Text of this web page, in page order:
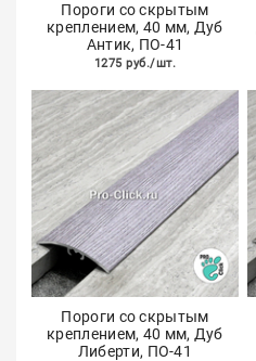
Пороги со скрытым
креплением, 40 мм, Дуб
Антик, ПО-41
1275 руб./шт.
Пороги со скрытым
креплением, 40 мм, Дуб
Либерти, ПО-41